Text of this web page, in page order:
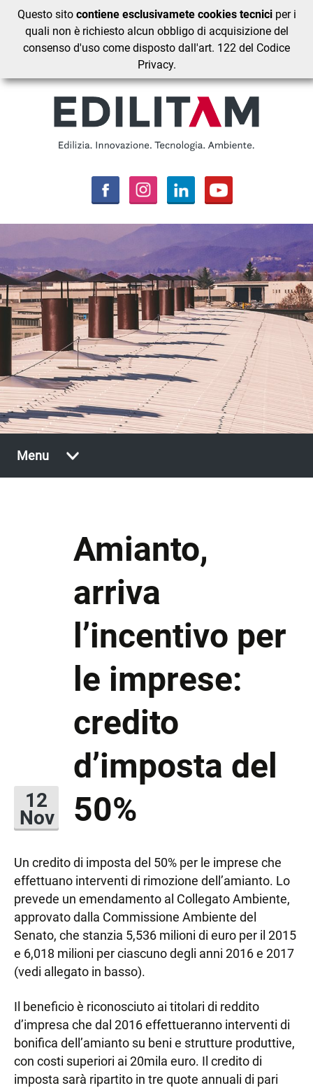
Questo sitocontiene esclusivamete cookies tecniciper i
quali non è richiesto alcun obbligo di acquisizione del
consenso d'uso come disposto dall'art. 122 del Codice
Privacy.
Menu
al
contenuto
Amianto,
arriva
l’incentivo per
le imprese:
credito
d’imposta del
50%
12
Nov
Un credito di imposta del 50% per le imprese che
effettuano interventi di rimozione dell’amianto. Lo
prevede un emendamento al Collegato Ambiente,
approvato dalla Commissione Ambiente del
Senato, che stanzia 5,536 milioni di euro per il 2015
e 6,018 milioni per ciascuno degli anni 2016 e 2017
(vedi allegato in basso).
Il beneficio è riconosciuto ai titolari di reddito
d’impresa che dal 2016 effettueranno interventi di
bonifica dell’amianto su beni e strutture produttive,
con costi superiori ai 20mila euro. Il credito di
imposta sarà ripartito in tre quote annuali di pari